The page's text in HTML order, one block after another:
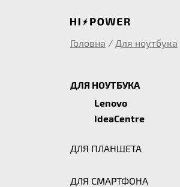
Головна / Для ноутбука
ДЛЯ НОУТБУКА
Lenovo
IdeaCentre
ДЛЯ ПЛАНШЕТА
ДЛЯ СМАРТФОНА